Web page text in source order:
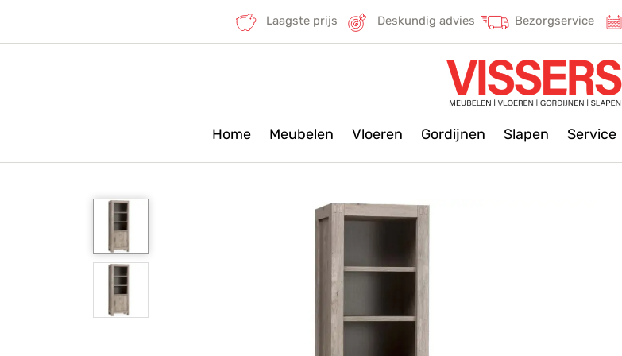
Laagste prijs Deskundig advies Bezorgservice
Home Meubelen Vloeren Gordijnen Slapen Service